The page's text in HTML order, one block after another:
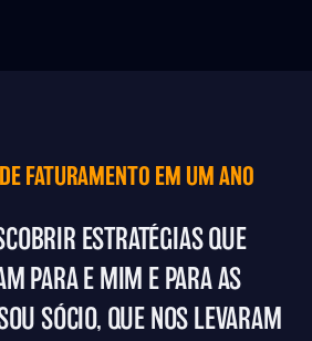
FATURAMENTO EM UM ANO
ESTRATÉGIAS QUE
PARA E MIM E PARA AS
SÓCIO, QUE NOS LEVARAM